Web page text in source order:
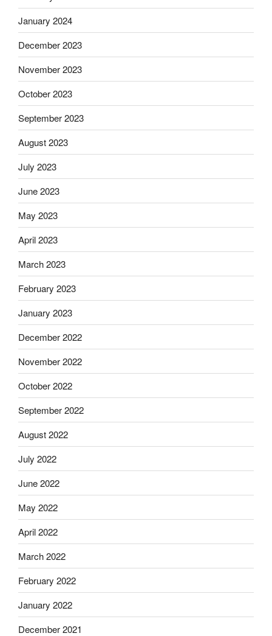
January 2024
December 2023
November 2023
October 2023
September 2023
August 2023
July 2023
June 2023
May 2023
April 2023
March 2023
February 2023
January 2023
December 2022
November 2022
October 2022
September 2022
August 2022
July 2022
June 2022
May 2022
April 2022
March 2022
February 2022
January 2022
December 2021